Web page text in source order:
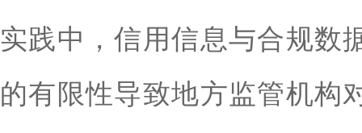
实践中，信用信息与合规数
的有限性导致地方监管机构